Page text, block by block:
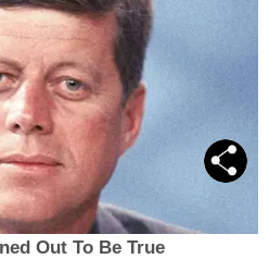
Out To Be True